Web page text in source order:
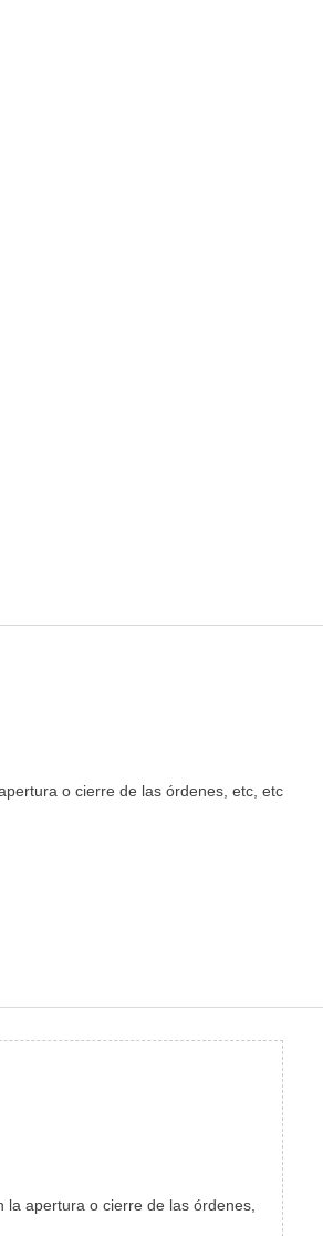
o cierre de las órdenes, etc, etc
apertura o cierre de las órdenes,